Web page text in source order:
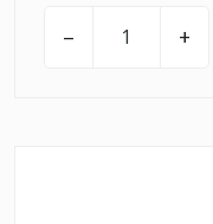
– +